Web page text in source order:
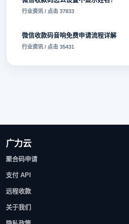
行业资讯 / 点击 37833
微信收款码音响免费申请流程详解
行业资讯 / 点击 35431
广力云
聚合码申请
支付 API
远程收款
关于我们